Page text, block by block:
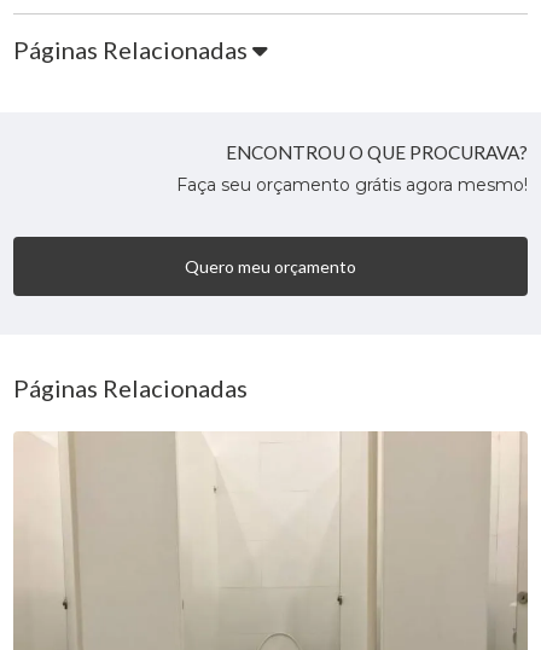
Páginas Relacionadas
ENCONTROU O QUE PROCURAVA?
Faça seu orçamento grátis agora mesmo!
Quero meu orçamento
Páginas Relacionadas